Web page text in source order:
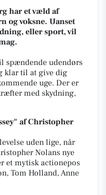
har et væld af
og voksne. Uanset
eller sport, vil
spændende udendørs
klar til at give dig
uge. Der er
med skydning,
af Christopher
uden lige, når
Nolans nye
et mytisk actionepos
Tom Holland, Anne